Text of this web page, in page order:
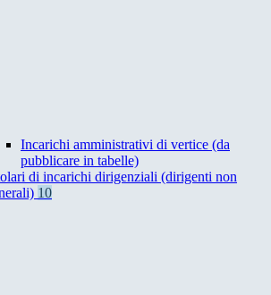
Incarichi amministrativi di vertice (da
pubblicare in tabelle)
di incarichi dirigenziali (dirigenti non
10